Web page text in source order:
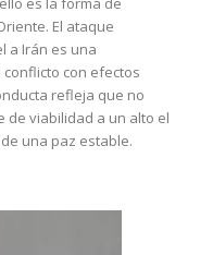
El ataque
a Irán es una
con efectos
refleja que no
de viabilidad a un alto el
una paz estable.